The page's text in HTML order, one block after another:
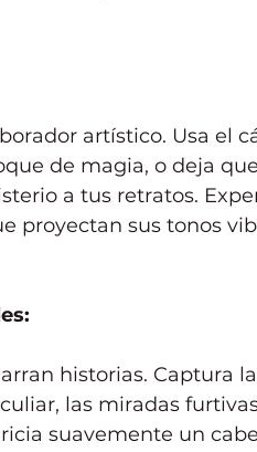
artístico. Usa el
de magia, o deja
a tus retratos.
proyectan sus tonos
historias. Captura
las miradas
suavemente un